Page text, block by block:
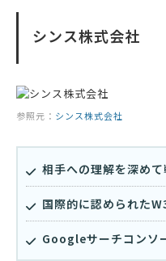
シンス株式会社
参照元： シンス株式会社
相手への理解を深め
国際的に認められた
Googleサーチコンソ